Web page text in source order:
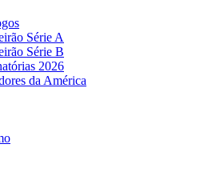
Série A
Série B
2026
da América